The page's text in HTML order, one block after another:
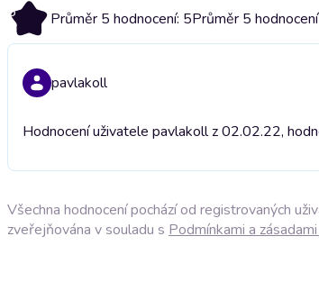
5 Průměr 5 hodnocení: 5Průměr 5 hodnocení
pavlakoll
Hodnocení uživatele pavlakoll z 02.02.22,
Všechna hodnocení pochází od registrovaných
zveřejňována v souladu s Podmínkami a